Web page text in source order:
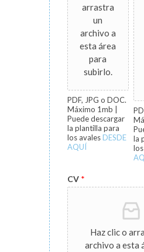
arrastra
un
archivo a
esta área
para
subirlo.
PDF, JPG o DOC.
Máximo 1mb |
Puede descargar
la plantilla para
los avalesDESDE
AQUÍ
la
CV *
Haz clic o
archivo a esta